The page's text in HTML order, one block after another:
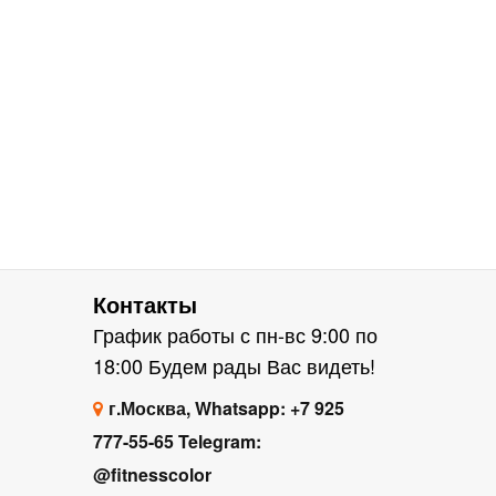
Контакты
График работы с пн-вс 9:00 по
18:00 Будем рады Вас видеть!
г.Москва, Whatsapp: +7 925
777-55-65 Telegram:
@fitnesscolor